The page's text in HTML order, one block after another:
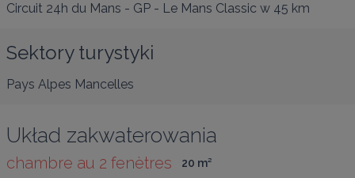
Circuit 24h du Mans - GP - Le Mans Classic w 45 km
Sektory turystyki
Pays Alpes Mancelles
Układ zakwaterowania
chambre au 2 fenètres 20 m²